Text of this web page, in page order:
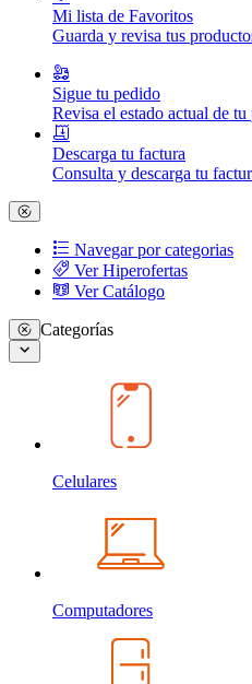
Mi lista de Favoritos
Guarda y revisa tus
Sigue tu pedido
Revisa el estado actual de tu
Descarga tu factura
Consulta y descarga tu
Navegar por categorias
Ver Hiperofertas
Ver Catálogo
Categorías
Celulares
Computadores